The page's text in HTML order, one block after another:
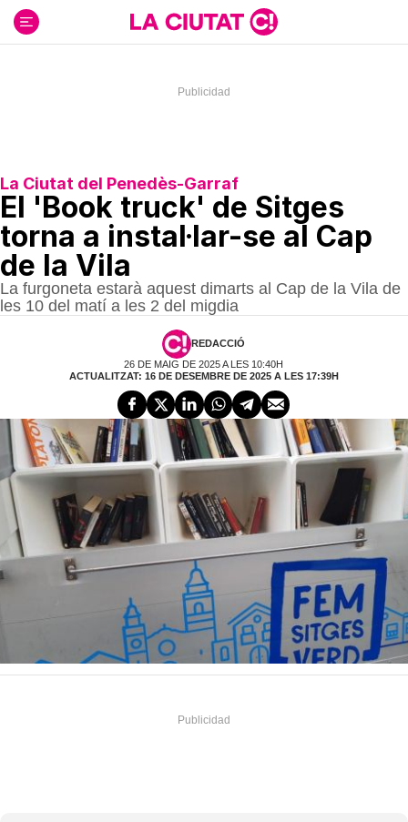
contenido
La Ciutat del Penedès-Garraf
El 'Book truck' de Sitges
torna a instal·lar-se al Cap
de la Vila
La furgoneta estarà aquest dimarts al Cap de la Vila de
les 10 del matí a les 2 del migdia
REDACCIÓ
26 DE MAIG DE 2025 A LES 10:40H
ACTUALITZAT: 16 DE DESEMBRE DE 2025 A LES 17:39H